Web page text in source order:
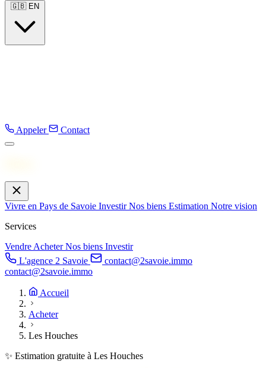
🇬🇧 EN
Appeler Contact
Vivre en Pays de Savoie InvestirNos biens Estimation Notre vision
Services
VendreAcheterNos biens Investir
L'agence 2 Savoie
contact@2savoie.immo
contact@2savoie.immo
Accueil
Acheter
Les Houches
✨ Estimation gratuite à Les Houches